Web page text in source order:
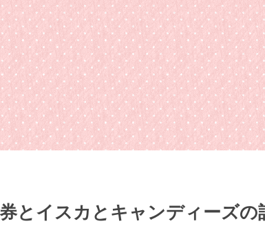
とイスカとキャンディーズの